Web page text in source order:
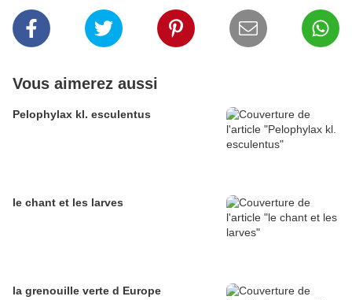
Vous aimerez aussi
Pelophylax kl. esculentus
le chant et les larves
la grenouille verte d Europe